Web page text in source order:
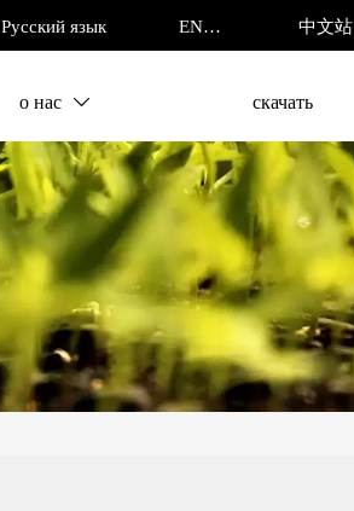
Русский язык ENGLISH 中文站
о нас  скачать